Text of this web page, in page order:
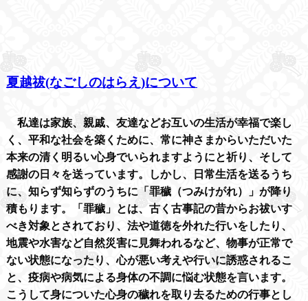
夏越祓(なごしのはらえ )について
私達は家族、親戚、友達などお互いの生活が幸福で楽し
く、平和な社会を築くために、常に神さまからいただいた
本来の清く明るい心身でいられますようにと祈り、そして
感謝の日々を送っています。しかし、日常生活を送るうち
に、知らず知らずのうちに「罪穢（つみけがれ）」が降り
積もります。「罪穢」とは、古く古事記の昔からお祓いす
べき対象とされており、法や道徳を外れた行いをしたり、
地震や水害など自然災害に見舞われるなど、物事が正常で
ない状態になったり、心が悪い考えや行いに誘惑されるこ
と、疫病や病気による身体の不調に悩む状態を言います。
こうして身についた心身の穢れを取り去るための行事とし